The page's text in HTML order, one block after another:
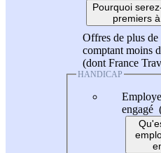
Pourquoi
premiers
Offres de plus de
comptant moins
(dont France
HANDICAP
engagé